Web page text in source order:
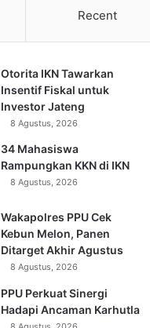
Recent
Otorita IKN Tawarkan
Insentif Fiskal untuk
Investor Jateng
8 Agustus, 2026
34 Mahasiswa
Rampungkan KKN di IKN
8 Agustus, 2026
Wakapolres PPU Cek
Kebun Melon, Panen
Ditarget Akhir Agustus
8 Agustus, 2026
PPU Perkuat Sinergi
Hadapi Ancaman Karhutla